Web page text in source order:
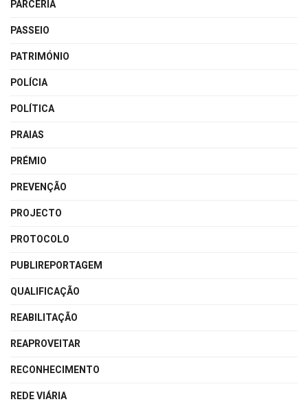
PARCERIA
PASSEIO
PATRIMÓNIO
POLÍCIA
POLÍTICA
PRAIAS
PRÉMIO
PREVENÇÃO
PROJECTO
PROTOCOLO
PUBLIREPORTAGEM
QUALIFICAÇÃO
REABILITAÇÃO
REAPROVEITAR
RECONHECIMENTO
REDE VIÁRIA